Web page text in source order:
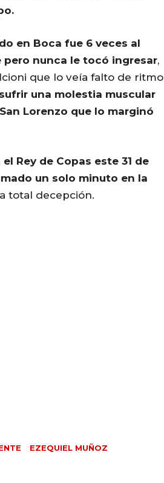
en Boca fue 6 veces al
nunca le tocó ingresar,
que lo veía falto de ritmo
una molestia muscular
Lorenzo que lo marginó
Rey de Copas este 31 de
un solo minuto en la
total decepción.
EZEQUIEL MUÑOZ